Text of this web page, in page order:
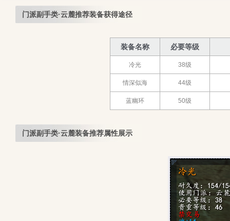
门派副手类·云麓推荐装备获得途径
装备名称 必要等级
冷光 38级
情深似海 44级
蓝幽环 50级
门派副手类·云麓装备推荐属性展示